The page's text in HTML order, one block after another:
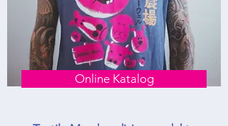
Online Katalog